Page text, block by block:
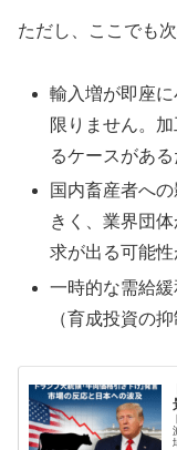
ただし、ここでも
輸入増が即座
限りません。
るケースがある
国内畜産者へ
きく、業界団
求が出る可能性
一時的な需給
（育成投資の